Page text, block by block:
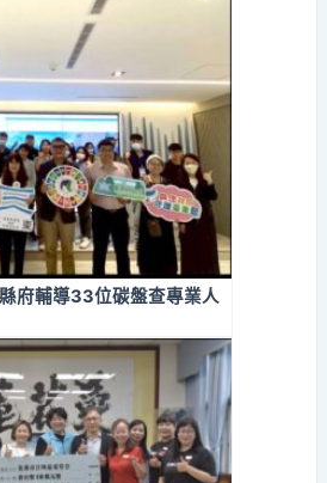
府輔導33位碳盤查專業人